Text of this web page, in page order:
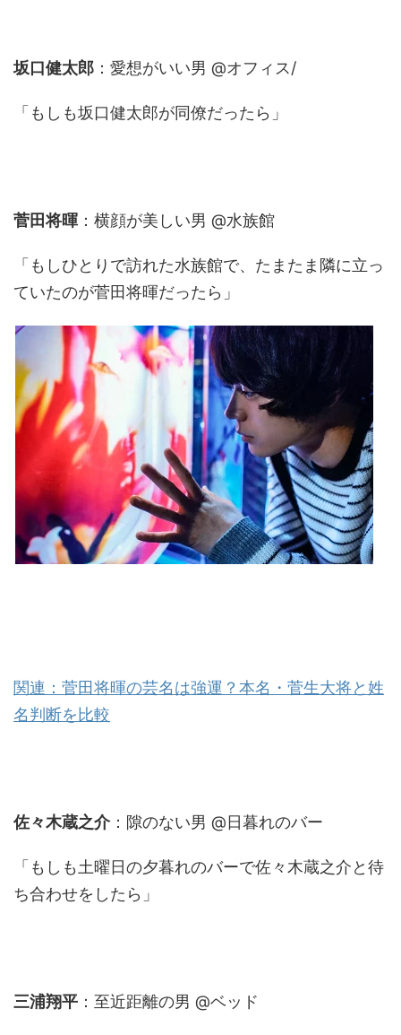
坂口健太郎 ：愛想がいい男 @オフィス/
「もしも坂口健太郎が同僚だったら」
菅田将暉 ：横顔が美しい男 @水族館
「もしひとりで訪れた水族館で、たまたま隣に立っ
ていたのが菅田将暉だったら」
関連：菅田将暉の芸名は強運？本名・菅生大将と姓
名判断を比較
佐々木蔵之介：隙のない男 @日暮れのバー
「もしも土曜日の夕暮れのバーで佐々木蔵之介と待
ち合わせをしたら」
三浦翔平 ：至近距離の男 @ベッド